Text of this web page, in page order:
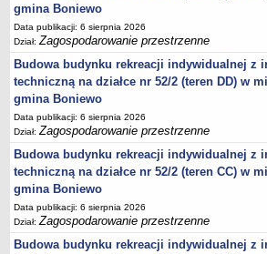
gmina Boniewo
Data publikacji: 6 sierpnia 2026
Dział:Zagospodarowanie przestrzenne
Budowa budynku rekreacji indywidualnej z
techniczną na działce nr 52/2 (teren DD) w
gmina Boniewo
Data publikacji: 6 sierpnia 2026
Dział:Zagospodarowanie przestrzenne
Budowa budynku rekreacji indywidualnej z
techniczną na działce nr 52/2 (teren CC) w
gmina Boniewo
Data publikacji: 6 sierpnia 2026
Dział:Zagospodarowanie przestrzenne
Budowa budynku rekreacji indywidualnej z